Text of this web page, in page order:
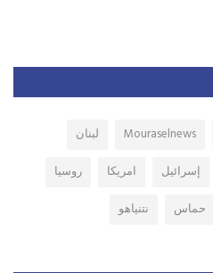
Mouraselnews
لبنان
إسرائيل امريكا
روسيا
حماس نتنياهو